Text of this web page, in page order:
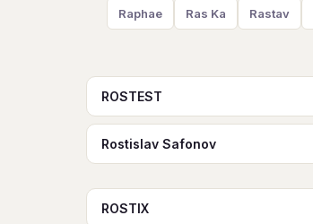
Raphae Ras Ka Rastav
ROSTEST
Rostislav Safonov
ROSTIX